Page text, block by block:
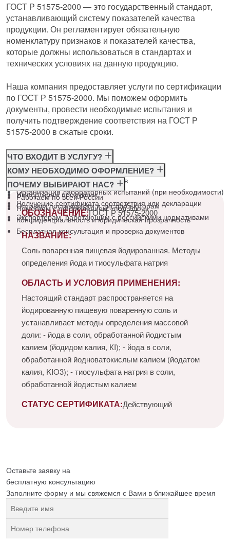
ГОСТ Р 51575-2000 — это государственный стандарт,
устанавливающий систему показателей качества
продукции. Он регламентирует обязательную
номенклатуру признаков и показателей качества,
которые должны использоваться в стандартах и
технических условиях на данную продукцию.
Наша компания предоставляет услуги по сертификации
по ГОСТ Р 51575-2000. Мы поможем оформить
документы, провести необходимые испытания и
получить подтверждение соответствия на ГОСТ Р
51575-2000 в сжатые сроки.
ЧТО ВХОДИТ В УСЛУГУ?
Консультация по требованиям ГОСТ
Подготовка и подача документов
Организация лабораторных испытаний (при необходимости)
Получение сертификата соответствия или декларации
КОМУ НЕОБХОДИМО ОФОРМЛЕНИЕ?
Производителям
Импортёрам продукции
Оптовым поставщикам и дистрибьюторам
Экспортёрам, работающим с российскими нормативами
ПОЧЕМУ ВЫБИРАЮТ НАС?
Работаем по всей России
Помогаем с оформлением «под ключ»
Конфиденциальность и юридическая прозрачность
Бесплатная консультация и проверка документов
ОБОЗНАЧЕНИЕ:ГОСТ Р 51575-2000
НАЗВАНИЕ:
Соль поваренная пищевая йодированная. Методы
определения йода и тиосульфата натрия
ОБЛАСТЬ И УСЛОВИЯ ПРИМЕНЕНИЯ:
Настоящий стандарт распространяется на
йодированную пищевую поваренную соль и
устанавливает методы определения массовой
доли: - йода в соли, обработанной йодистым
калием (йодидом калия, КI); - йода в соли,
обработанной йодноватокислым калием (йодатом
калия, KIO3); - тиосульфата натрия в соли,
обработанной йодистым калием
СТАТУС СЕРТИФИКАТА:Действующий
Оставьте заявку на
бесплатную консультацию
Заполните форму и мы свяжемся с Вами в ближайшее время